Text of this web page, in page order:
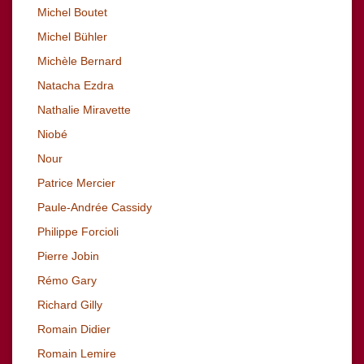
Michel Boutet
Michel Bühler
Michèle Bernard
Natacha Ezdra
Nathalie Miravette
Niobé
Nour
Patrice Mercier
Paule-Andrée Cassidy
Philippe Forcioli
Pierre Jobin
Rémo Gary
Richard Gilly
Romain Didier
Romain Lemire